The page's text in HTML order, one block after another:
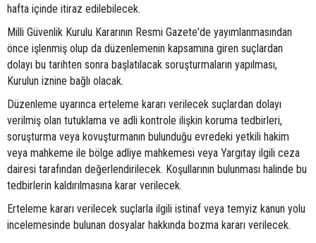
hafta içinde itiraz edilebilecek.
Milli Güvenlik Kurulu Kararının Resmi Gazete'de yayımlanmasından
önce işlenmiş olup da düzenlemenin kapsamına giren suçlardan
dolayı bu tarihten sonra başlatılacak soruşturmaların yapılması,
Kurulun iznine bağlı olacak.
Düzenleme uyarınca erteleme kararı verilecek suçlardan dolayı
verilmiş olan tutuklama ve adli kontrole ilişkin koruma tedbirleri,
soruşturma veya kovuşturmanın bulunduğu evredeki yetkili hakim
veya mahkeme ile bölge adliye mahkemesi veya Yargıtay ilgili ceza
dairesi tarafından değerlendirilecek. Koşullarının bulunması halinde bu
tedbirlerin kaldırılmasına karar verilecek.
Erteleme kararı verilecek suçlarla ilgili istinaf veya temyiz kanun yolu
incelemesinde bulunan dosyalar hakkında bozma kararı verilecek.